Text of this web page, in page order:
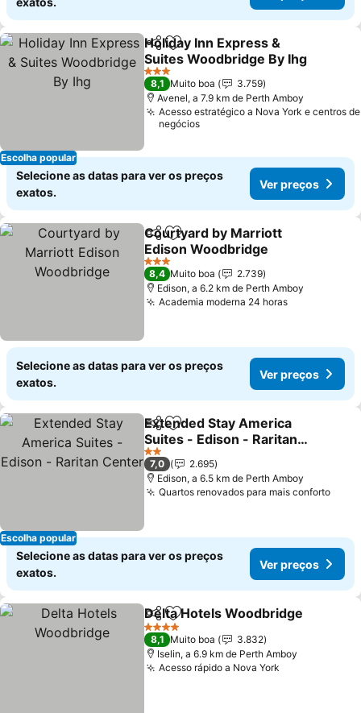
Escolha popular
PartilharAdicionar aos favoritos
Holiday Inn Express &
Suites Woodbridge By Ihg
3 Estrelas
8,1 Muito boa
3.759
Avenel, a 7.9 km de Perth Amboy
Acesso estratégico a Nova York e centros de
negócios
Selecione as datas para ver os preços
exatos.
Ver preços
PartilharAdicionar aos favoritos
Courtyard by Marriott
Edison Woodbridge
3 Estrelas
8,4 Muito boa
2.739
Edison, a 6.2 km de Perth Amboy
Academia moderna 24 horas
Selecione as datas para ver os preços
exatos.
Ver preços
Escolha popular
PartilharAdicionar aos favoritos
Extended Stay America
Suites - Edison - Raritan
Center
2 Estrelas
7,0
2.695
Edison, a 6.5 km de Perth Amboy
Quartos renovados para mais conforto
Selecione as datas para ver os preços
exatos.
Ver preços
PartilharAdicionar aos favoritos
Delta Hotels Woodbridge
4 Estrelas
8,1 Muito boa
3.832
Iselin, a 6.9 km de Perth Amboy
Acesso rápido a Nova York